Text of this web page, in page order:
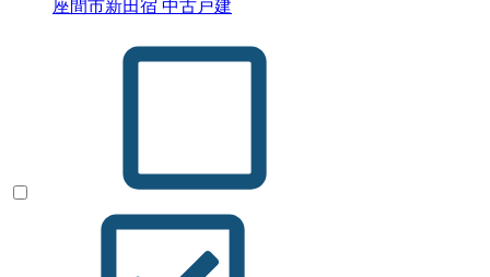
座間市新田宿 中古戸建